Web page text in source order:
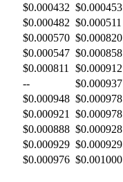
$0.000432 $0.000453
$0.000482 $0.000511
$0.000570 $0.000820
$0.000547 $0.000858
$0.000811 $0.000912
-- $0.000937
$0.000948 $0.000978
$0.000921 $0.000978
$0.000888 $0.000928
$0.000929 $0.000929
$0.000976 $0.001000